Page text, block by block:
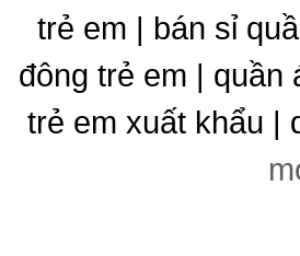
trẻ em | bán sỉ
đông trẻ em | quần
trẻ em xuất khẩu |